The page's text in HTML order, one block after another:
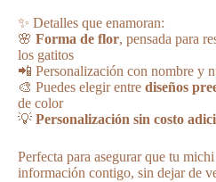
✨ Detalles que enamoran:
🌸 Forma de flor, pensada para
los gatitos
📲 Personalización con nombre y
🎨 Puedes elegir entre diseños
de color
💡 Personalización sin costo
Perfecta para asegurar que tu
información contigo, sin dejar de